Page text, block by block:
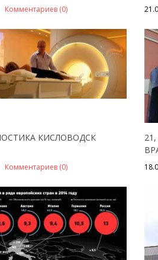
Комментариев (0)
КИСЛОВОДСК
Комментариев (0)